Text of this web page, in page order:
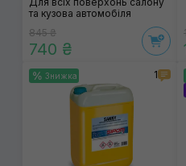
та кузова автомобіля
845 ₴
740 ₴
Знижка 1